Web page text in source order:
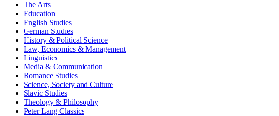
The Arts
Education
English Studies
German Studies
History & Political Science
Law, Economics & Management
Linguistics
Media & Communication
Romance Studies
Science, Society and Culture
Slavic Studies
Theology & Philosophy
Peter Lang Classics